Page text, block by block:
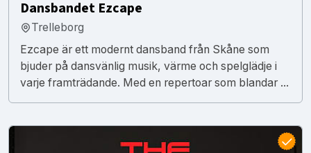
Dansbandet Ezcape
Trelleborg
Ezcape är ett modernt dansband från Skåne som
bjuder på dansvänlig musik, värme och spelglädje i
varje framträdande. Med en repertoar som blandar ...